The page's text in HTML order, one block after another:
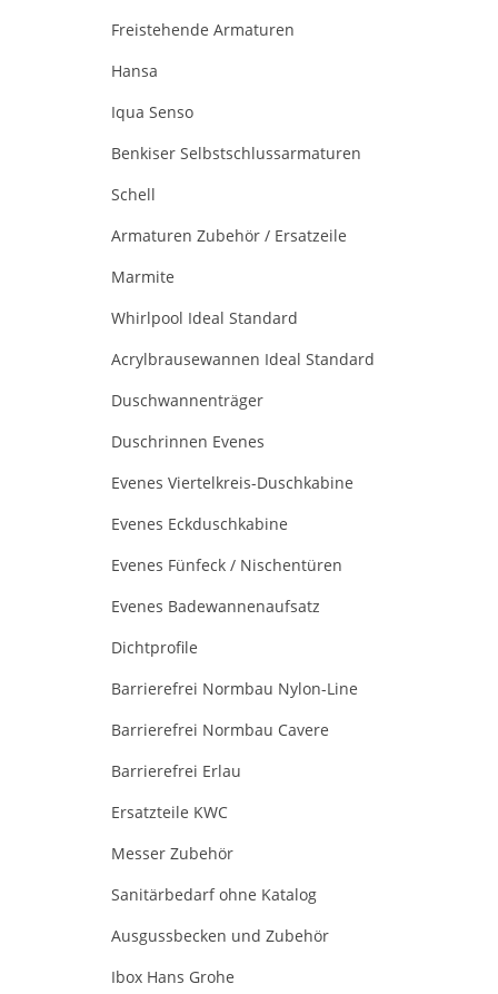
Freistehende Armaturen
Hansa
Iqua Senso
Benkiser Selbstschlussarmaturen
Schell
Armaturen Zubehör / Ersatzeile
Marmite
Whirlpool Ideal Standard
Acrylbrausewannen Ideal Standard
Duschwannenträger
Duschrinnen Evenes
Evenes Viertelkreis-Duschkabine
Evenes Eckduschkabine
Evenes Fünfeck / Nischentüren
Evenes Badewannenaufsatz
Dichtprofile
Barrierefrei Normbau Nylon-Line
Barrierefrei Normbau Cavere
Barrierefrei Erlau
Ersatzteile KWC
Messer Zubehör
Sanitärbedarf ohne Katalog
Ausgussbecken und Zubehör
Ibox Hans Grohe